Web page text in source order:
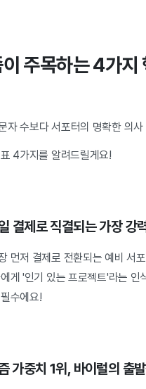
주목하는 4가지
자 수보다 서포터의 명확한 의
4가지를 알려드릴게요!
결제로 직결되는 가장 강
먼저 결제로 전환되는 예비 서
게 '인기 있는 프로젝트'라는
수에요!
가중치 1위, 바이럴의 출